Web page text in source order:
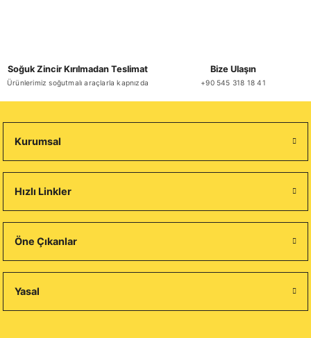
Soğuk Zincir Kırılmadan Teslimat
Ürünlerimiz soğutmalı araçlarla kapnızda
Bize Ulaşın
+90 545 318 18 41
Kurumsal
Hızlı Linkler
Öne Çıkanlar
Yasal